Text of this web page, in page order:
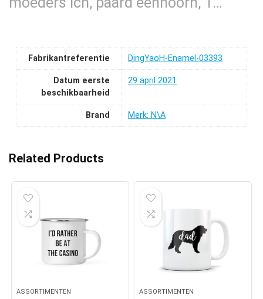
Fabrikantreferentie DingYaoH-Enamel-03393
Datum eerste
beschikbaarheid
29 april 2021
Brand Merk: N\A
Related Products
ASSORTIMENTEN ASSORTIMENTEN